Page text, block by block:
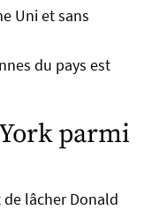
Uni et sans
du pays est
parmi
de lâcher Donald